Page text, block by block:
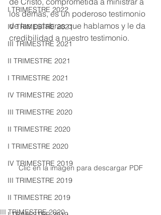
I TRIMESTRE 2022
IV TRIMESTRE 2021
III TRIMESTRE 2021
II TRIMESTRE 2021
I TRIMESTRE 2021
IV TRIMESTRE 2020
III TRIMESTRE 2020
II TRIMESTRE 2020
I TRIMESTRE 2020
IV TRIMESTRE 2019
III TRIMESTRE 2019
II TRIMESTRE 2019
los demás, es un poderoso testimonio
de las palabras que hablamos y le da
credibilidad a nuestro testimonio.
Clic en la imagen para descargar PDF
III TRIMESTRE 2020